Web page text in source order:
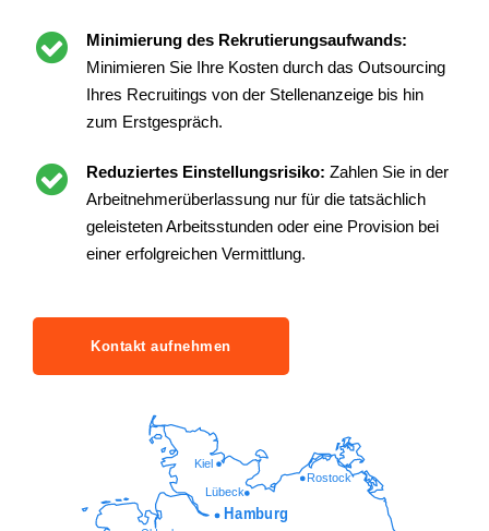
Minimierung des Rekrutierungsaufwands:
Minimieren Sie Ihre Kosten durch das Outsourcing
Ihres Recruitings von der Stellenanzeige bis hin
zum Erstgespräch.
Reduziertes Einstellungsrisiko: Zahlen Sie in der
Arbeitnehmerüberlassung nur für die tatsächlich
geleisteten Arbeitsstunden oder eine Provision bei
einer erfolgreichen Vermittlung.
Kontakt aufnehmen
Lübeck
Rostock
Kiel
Hamburg